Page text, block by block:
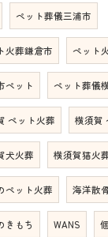
ペット葬儀三浦市
火葬鎌倉市 ペット
ペット ペット葬儀
ペット火葬 横須賀
犬火葬 横須賀猫火
ペット火葬 海洋散
きもち WANS